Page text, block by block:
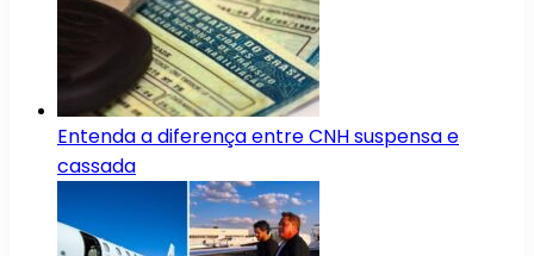
Entenda a diferença entre CNH suspensa e
cassada